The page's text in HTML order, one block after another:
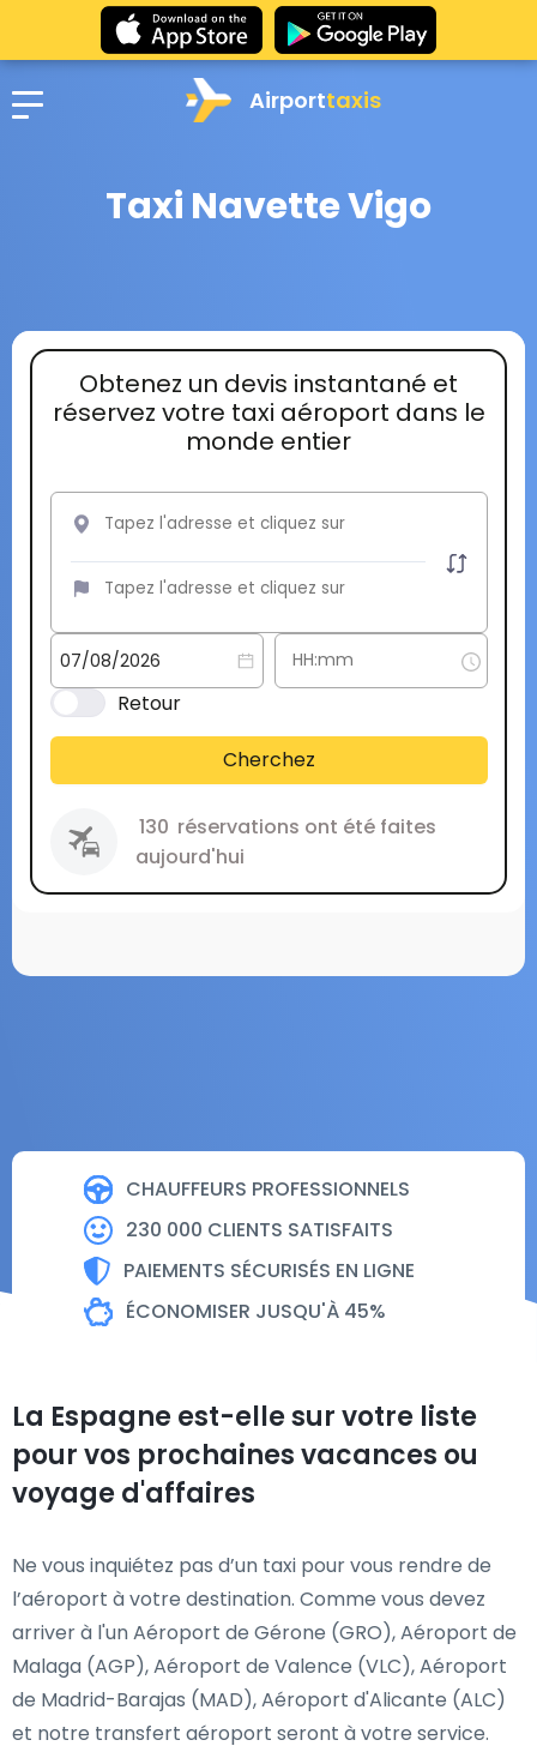
Airporttaxis
Taxi Navette Vigo
CHAUFFEURS PROFESSIONNELS
230 000 CLIENTS SATISFAITS
PAIEMENTS SÉCURISÉS EN LIGNE
ÉCONOMISER JUSQU'À 45%
Obtenez un devis instantané et
réservez votre taxi aéroport dans le
monde entier
Retour
Cherchez
130 réservations ont été faites
aujourd'hui
La Espagne est-elle sur votre liste
pour vos prochaines vacances ou
voyage d'affaires
Ne vous inquiétez pas d’un taxi pour vous rendre de
l’aéroport à votre destination. Comme vous devez
arriver à l'un Aéroport de Gérone (GRO), Aéroport de
Malaga (AGP), Aéroport de Valence (VLC), Aéroport
de Madrid-Barajas (MAD), Aéroport d'Alicante (ALC)
et notre transfert aéroport seront à votre service.